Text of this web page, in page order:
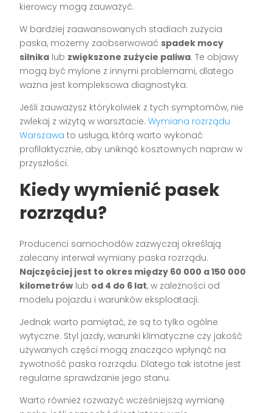
kierowcy mogą zauważyć.
W bardziej zaawansowanych stadiach zużycia
paska, możemy zaobserwować spadek mocy
silnika lub zwiększone zużycie paliwa. Te objawy
mogą być mylone z innymi problemami, dlatego
ważna jest kompleksowa diagnostyka.
Jeśli zauważysz którykolwiek z tych symptomów, nie
zwlekaj z wizytą w warsztacie.Wymiana rozrządu
Warszawa to usługa, którą warto wykonać
profilaktycznie, aby uniknąć kosztownych napraw w
przyszłości.
Kiedy wymienić pasek
rozrządu?
Producenci samochodów zazwyczaj określają
zalecany interwał wymiany paska rozrządu.
Najczęściej jest to okres między 60 000 a 150 000
kilometrów lub od 4 do 6 lat, w zależności od
modelu pojazdu i warunków eksploatacji.
Jednak warto pamiętać, że są to tylko ogólne
wytyczne. Styl jazdy, warunki klimatyczne czy jakość
używanych części mogą znacząco wpłynąć na
żywotność paska rozrządu. Dlatego tak istotne jest
regularne sprawdzanie jego stanu.
Warto również rozważyć wcześniejszą wymianę